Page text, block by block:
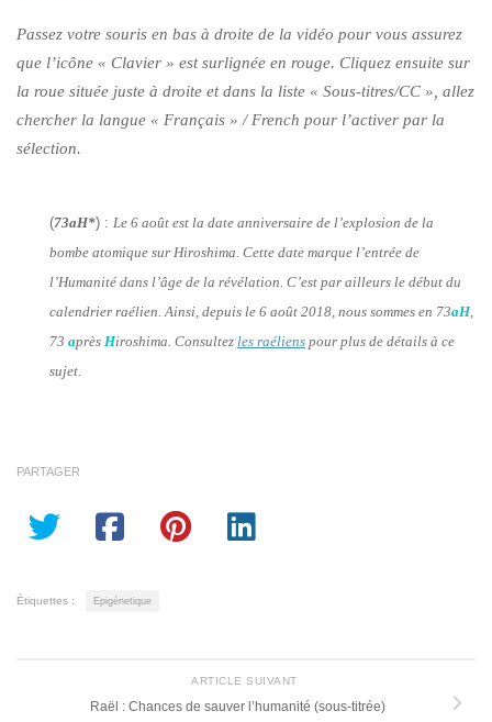
Passez votre souris en bas à droite de la vidéo pour vous assurez
que l’icône « Clavier » est surlignée en rouge. Cliquez ensuite sur
la roue située juste à droite et dans la liste « Sous-titres/CC », allez
chercher la langue « Français » / French pour l’activer par la
sélection.
(73aH*) : Le 6 août est la date anniversaire de l’explosion de la
bombe atomique sur Hiroshima. Cette date marque l’entrée de
l’Humanité dans l’âge de la révélation. C’est par ailleurs le début du
calendrier raélien. Ainsi, depuis le 6 août 2018, nous sommes en 73aH,
73 après Hiroshima. Consultez les raéliens pour plus de détails à ce
sujet.
PARTAGER
Étiquettes : Epigénetique
ARTICLE SUIVANT
Raël : Chances de sauver l’humanité (sous-titrée)